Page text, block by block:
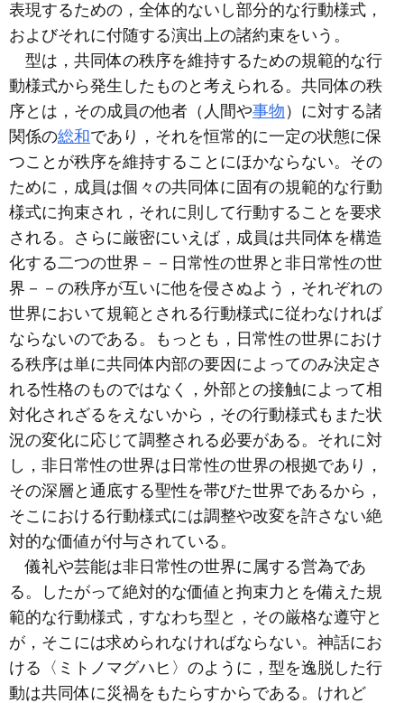
表現するための，全体的ないし部分的な行動様式，
およびそれに付随する演出上の諸約束をいう。
型は，共同体の秩序を維持するための規範的な行
動様式から発生したものと考えられる。共同体の秩
序とは，その成員の他者（人間や事物 ）に対する諸
関係の総和であり，それを恒常的に一定の状態に保
つことが秩序を維持することにほかならない。その
ために，成員は個々の共同体に固有の規範的な行動
様式に拘束され，それに則して行動することを要求
される。さらに厳密にいえば，成員は共同体を構造
化する二つの世界－－日常性の世界と非日常性の世
界－－の秩序が互いに他を侵さぬよう，それぞれの
世界において規範とされる行動様式に従わなければ
ならないのである。もっとも，日常性の世界におけ
る秩序は単に共同体内部の要因によってのみ決定さ
れる性格のものではなく，外部との接触によって相
対化されざるをえないから，その行動様式もまた状
況の変化に応じて調整される必要がある。それに対
し，非日常性の世界は日常性の世界の根拠であり，
その深層と通底する聖性を帯びた世界であるから，
そこにおける行動様式には調整や改変を許さない絶
対的な価値が付与されている。
儀礼や芸能は非日常性の世界に属する営為であ
る。したがって絶対的な価値と拘束力とを備えた規
範的な行動様式，すなわち型と，その厳格な遵守と
が，そこには求められなければならない。神話にお
ける〈ミトノマグハヒ〉のように，型を逸脱した行
動は共同体に災禍をもたらすからである。けれど